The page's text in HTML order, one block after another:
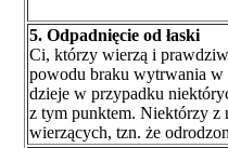
5. Odpadnięcie od łaski
Ci, którzy wierzą i
powodu braku wytrwania w
dzieje w przypadku
z tym punktem. Niektórzy z
wierzących, tzn. że